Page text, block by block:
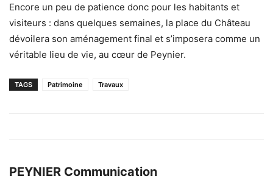
Encore un peu de patience donc pour les habitants et
visiteurs : dans quelques semaines, la place du Château
dévoilera son aménagement final et s’imposera comme un
véritable lieu de vie, au cœur de Peynier.
TAGS Patrimoine Travaux
PEYNIER Communication